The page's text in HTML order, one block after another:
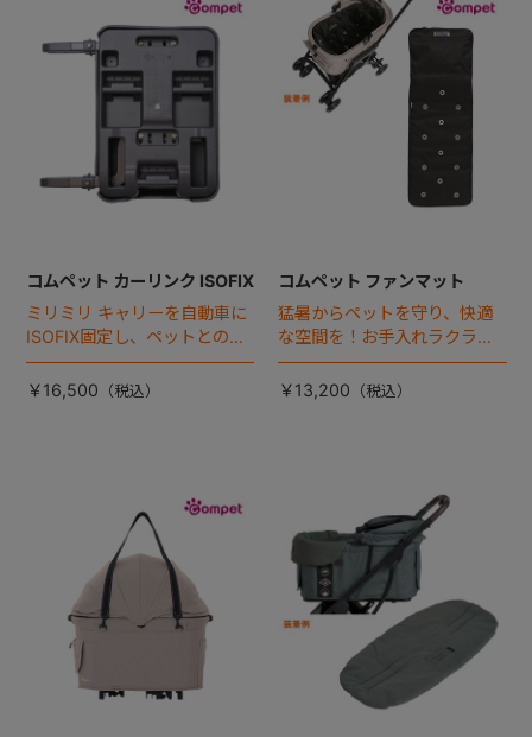
コムペット カーリンク ISOFIX
ミリミリ キャリーを自動車に
ISOFIX固定し、ペットとの車
移動をカンタン・快適に！
￥16,500
コムペット ファンマット
猛暑からペットを守り、快適
な空間を！お手入れラクラク
な「ファンマット」が登場！
￥13,200